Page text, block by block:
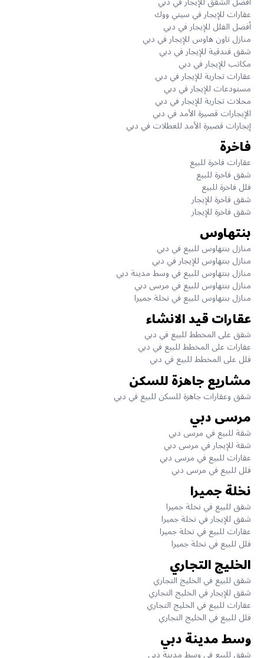
عقارات للإيجار في سيتي ووك
أفضل الفلل للإيجار في دبي
منازل تاون هاوس للإيجار في دبي
شقق فندقية للإيجار في دبي
مكاتب للإيجار في دبي
عقارات تجارية للإيجار في دبي
مستودعات للإيجار في دبي
محلات تجارية للإيجار في دبي
الإيجارات قصيرة الأمد في دبي
إيجارات قصيرة الأمد للعطلات في دبي
فاخرة
عقارات فاخرة للبيع
شقق فاخرة للبيع
فلل فاخرة للبيع
شقق فاخرة للإيجار
شقق فاخرة للإيجار
بنتهاوس
منازل بنتهاوس للبيع في دبي
منازل بنتهاوس للإيجار في دبي
منازل بنتهاوس للبيع في وسط مدينة دبي
منازل بنتهاوس للبيع في مرسى دبي
منازل بنتهاوس للبيع في نخلة جميرا
عقارات قيد الانشاء
شقق على المخطط للبيع في دبي
عقارات على المخطط للبيع في دبي
فلل على المخطط للبيع في دبي
مشاريع جاهزة للسكن
شقق وعقارات جاهزة للسكن للبيع في دبي
مرسى دبي
شقة للبيع في مرسى دبي
شقة للإيجار في مرسى دبي
عقارات للبيع في مرسى دبي
فلل للبيع في مرسى دبي
نخلة جميرا
شقق للبيع في نخلة جميرا
شقق للإيجار في نخلة جميرا
عقارات للبيع في نخلة جميرا
فلل للبيع في نخلة جميرا
الخليج التجاري
شقق للبيع في الخليج التجاري
شقق للإيجار في الخليج التجاري
عقارات للبيع في الخليج التجاري
فلل للبيع في الخليج التجاري
وسط مدينة دبي
شقق للبيع في وسط مدينة دبي